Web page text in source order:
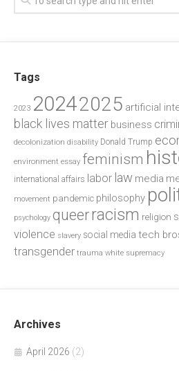
Tags
2023 20242025 artificial
black lives matter business
decolonization disability Donald Trump
environment essay feminism
international affairs labor law media
movement pandemic philosophy
psychology queerracism religion
violence slavery social media tech
transgender trauma white supremacy
Archives
April 2026 (2)